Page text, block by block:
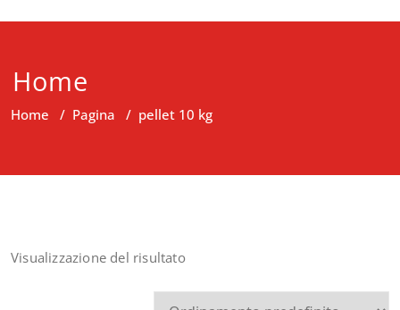
Home
Home / Pagina / pellet 10 kg
Visualizzazione del risultato